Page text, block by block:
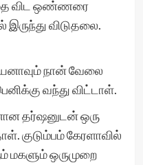
விட ஒண்ணரை
விடுதலை.
நான் வேலை
வந்து விட்டாள்.
தர்ஷனுடன் ஒரு
குடும்பம் கேரளாவில்
மகளும் ஒருமுறை